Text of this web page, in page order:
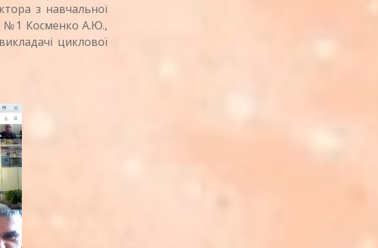
з навчальної
№1 Косменко А.Ю.,
циклової